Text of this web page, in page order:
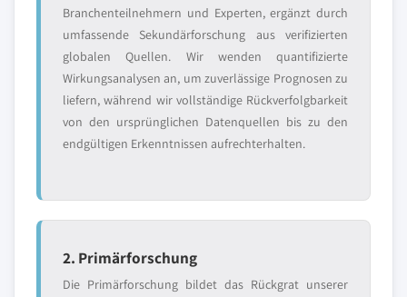
Branchenteilnehmern und Experten, ergänzt durch
umfassende Sekundärforschung aus verifizierten
globalen Quellen. Wir wenden quantifizierte
Wirkungsanalysen an, um zuverlässige Prognosen zu
liefern, während wir vollständige Rückverfolgbarkeit
von den ursprünglichen Datenquellen bis zu den
endgültigen Erkenntnissen aufrechterhalten.
2. Primärforschung
Die Primärforschung bildet das Rückgrat unserer